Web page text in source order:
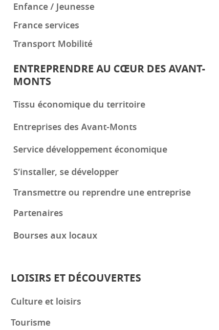
Enfance / Jeunesse
France services
Transport Mobilité
ENTREPRENDRE AU CŒUR DES AVANT-
MONTS
Tissu économique du territoire
Entreprises des Avant-Monts
Service développement économique
S’installer, se développer
Transmettre ou reprendre une entreprise
Partenaires
Bourses aux locaux
LOISIRS ET DÉCOUVERTES
Culture et loisirs
Tourisme